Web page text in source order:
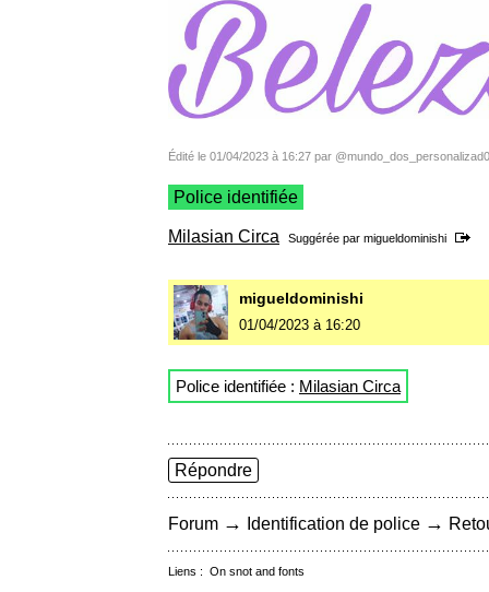
Édité le 01/04/2023 à 16:27 par
Police identifiée
Milasian Circa Suggérée par migueldominishi
migueldominishi
01/04/2023 à 16:20
Police identifiée : Milasian Circa
Répondre
Forum → Identification de police →
Liens : On snot and fonts